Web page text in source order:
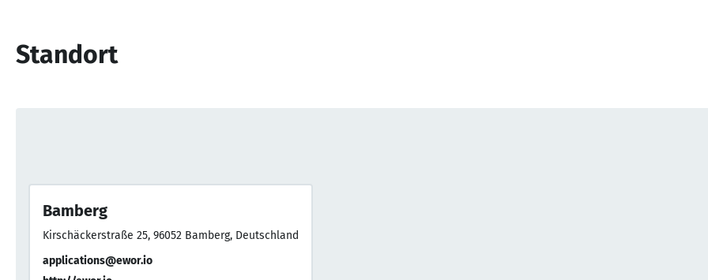
Standort
Bamberg
Kirschäckerstraße 25, 96052 Bamberg, Deutschland
applications@ewor.io